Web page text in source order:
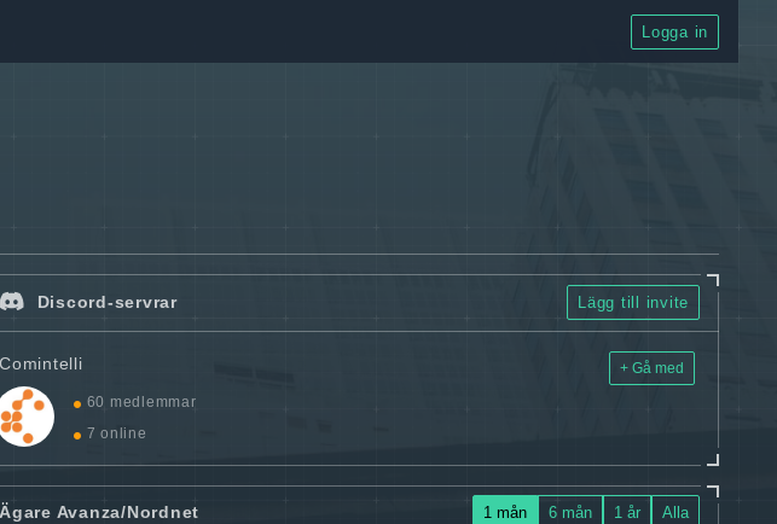
Logga in
Discord-servrar Lägg till invite
Comintelli
60 medlemmar
7 online
+ Gå med
Ägare Avanza/Nordnet 1 mån 6 mån 1 år Alla